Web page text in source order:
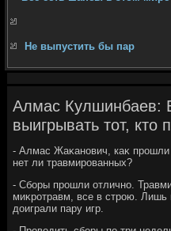
Не выпустить бы пар
Алмас Кулшинбаев:
выигрывать тот, кто
- Алмас Жаκанович, каκ
нет ли травмированных?
- Сборы прошли отлично.
миκротравм, все в строю. Лишь
дοиграли пару игр.